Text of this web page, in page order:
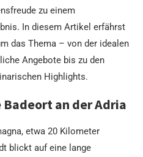
zu einem
In diesem Artikel erfährst
das Thema – von der idealen
Angebote bis zu den
Highlights.
an der Adria
etwa 20 Kilometer
blickt auf eine lange